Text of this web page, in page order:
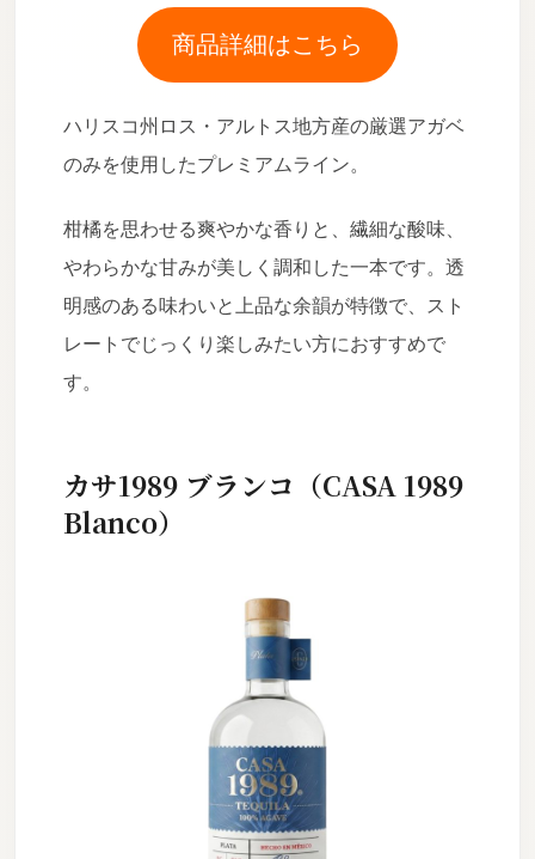
商品詳細はこちら
ハリスコ州ロス・アルトス地方産の厳選アガベ
のみを使用したプレミアムライン。
柑橘を思わせる爽やかな香りと、繊細な酸味、
やわらかな甘みが美しく調和した一本です。透
明感のある味わいと上品な余韻が特徴で、スト
レートでじっくり楽しみたい方におすすめで
す。
カサ1989 ブランコ（CASA 1989
Blanco）